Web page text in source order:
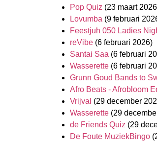
Pop Quiz (23 maart
Lovumba (9 februari
Feestjuh 050 Ladies
reVibe (6 februari 2026)
Santai Saa (6 februari
Wasserette (6 februari
Grunn Goud Bands to
Afro Beats - Afrobloom
Vrijval (29 december
Wasserette (29
de Friends Quiz (29
De Foute MuziekBingo